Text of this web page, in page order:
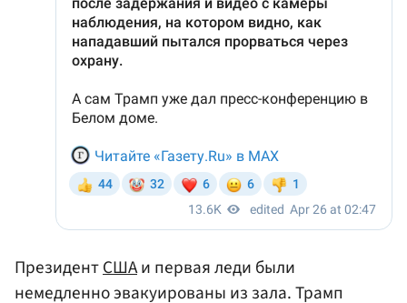
ПрезидентСШАи первая леди были
немедленно эвакуированы из зала. Трамп